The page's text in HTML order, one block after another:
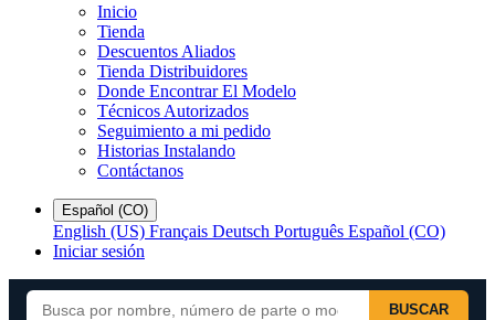
Inicio
Tienda
Descuentos Aliados
Tienda Distribuidores
Donde Encontrar El Modelo
Técnicos Autorizados
Seguimiento a mi pedido
Historias Instalando
Contáctanos
Español (CO)
English (US) Français Deutsch Português Español (CO)
Iniciar sesión
BUSCAR